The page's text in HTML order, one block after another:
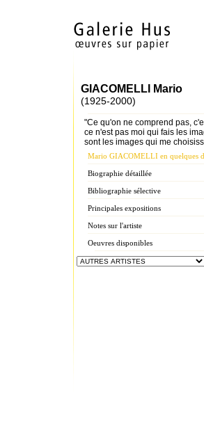
GIACOMELLI Mario
(1925-2000)
"Ce qu'on ne comprend pas,
ce n'est pas moi qui fais les
sont les images qui me
Mario GIACOMELLI en quelques
Biographie détaillée
Bibliographie sélective
Principales expositions
Notes sur l'artiste
Oeuvres disponibles